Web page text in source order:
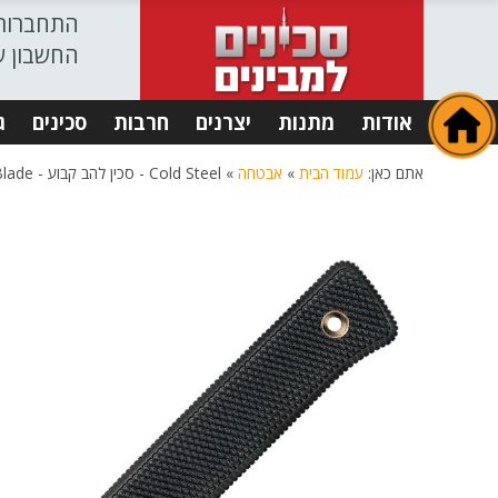
החשבון
אודות מתנות יצרנים חרבות סכינים
אתם כאן:עמוד הבית » אבטחה » Cold Steel - סכין להב קבוע - SRK Fixed Blade